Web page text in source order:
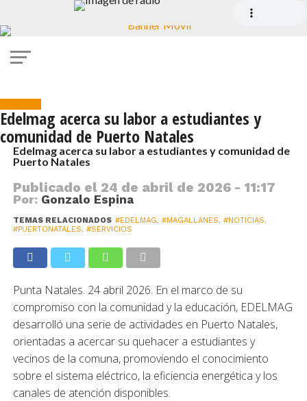
Edelmag acerca su labor a estudiantes y
comunidad de Puerto Natales
Edelmag acerca su labor a estudiantes y comunidad de
Puerto Natales
Publicado el 24 de abril de 2026 - 11:17
Por: Gonzalo Espina
TEMAS RELACIONADOS #EDELMAG, #MAGALLANES, #NOTICIAS,
#PUERTONATALES, #SERVICIOS
Punta Natales. 24 abril 2026. En el marco de su
compromiso con la comunidad y la educación, EDELMAG
desarrolló una serie de actividades en Puerto Natales,
orientadas a acercar su quehacer a estudiantes y
vecinos de la comuna, promoviendo el conocimiento
sobre el sistema eléctrico, la eficiencia energética y los
canales de atención disponibles.